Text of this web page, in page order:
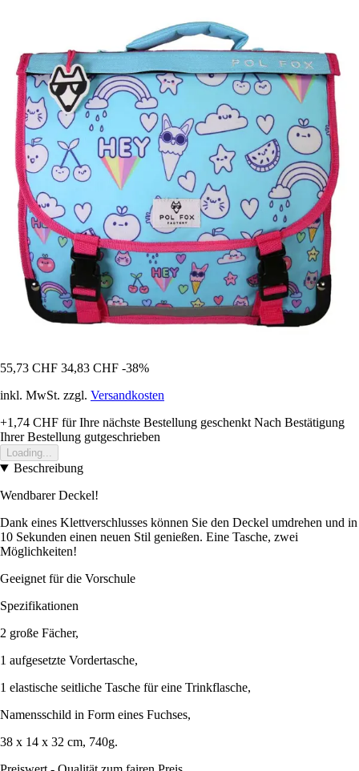
55,73 CHF 34,83 CHF -38%
inkl. MwSt. zzgl. Versandkosten
+1,74 CHF für Ihre nächste Bestellung geschenkt Nach Bestätigung
Ihrer Bestellung gutgeschrieben
Loading...
Beschreibung
Wendbarer Deckel!
Dank eines Klettverschlusses können Sie den Deckel umdrehen und in
10 Sekunden einen neuen Stil genießen. Eine Tasche, zwei
Möglichkeiten!
Geeignet für die Vorschule
Spezifikationen
2 große Fächer,
1 aufgesetzte Vordertasche,
1 elastische seitliche Tasche für eine Trinkflasche,
Namensschild in Form eines Fuchses,
38 x 14 x 32 cm, 740g.